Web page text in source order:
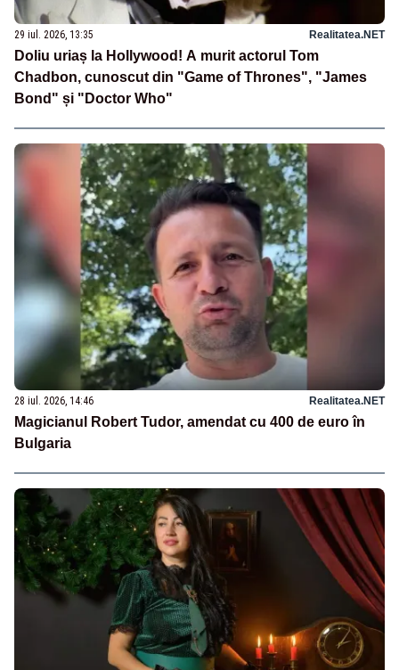
29 iul. 2026, 13:35 Realitatea.NET
Doliu uriaș la Hollywood! A murit actorul Tom
Chadbon, cunoscut din "Game of Thrones", "James
Bond" și "Doctor Who"
28 iul. 2026, 14:46 Realitatea.NET
Magicianul Robert Tudor, amendat cu 400 de euro în
Bulgaria